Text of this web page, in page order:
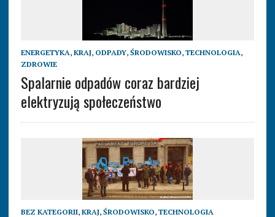
ENERGETYKA, KRAJ, ODPADY, ŚRODOWISKO, TECHNOLOGIA,
ZDROWIE
Spalarnie odpadów coraz bardziej
elektryzują społeczeństwo
BEZ KATEGORII, KRAJ, ŚRODOWISKO, TECHNOLOGIA